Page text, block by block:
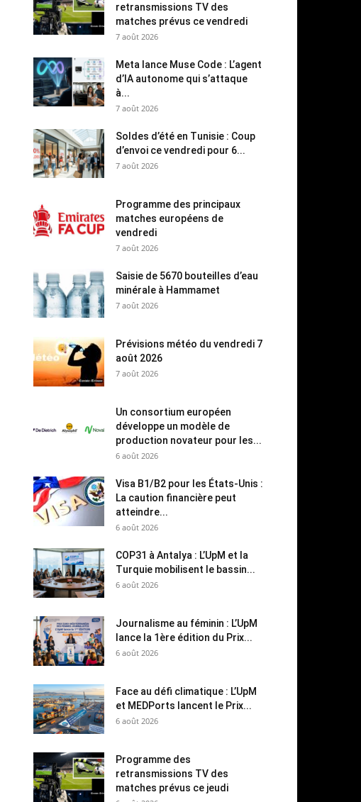
retransmissions TV des
matches prévus ce vendredi
7 août 2026
Meta lance Muse Code : L’agent
d’IA autonome qui s’attaque
à...
7 août 2026
Soldes d’été en Tunisie : Coup
d’envoi ce vendredi pour 6...
7 août 2026
Programme des principaux
matches européens de
vendredi
7 août 2026
Saisie de 5670 bouteilles d’eau
minérale à Hammamet
7 août 2026
Prévisions météo du vendredi 7
août 2026
7 août 2026
Un consortium européen
développe un modèle de
production novateur pour les...
6 août 2026
Visa B1/B2 pour les États-Unis :
La caution financière peut
atteindre...
6 août 2026
COP31 à Antalya : L’UpM et la
Turquie mobilisent le bassin...
6 août 2026
Journalisme au féminin : L’UpM
lance la 1ère édition du Prix...
6 août 2026
Face au défi climatique : L’UpM
et MEDPorts lancent le Prix...
6 août 2026
Programme des
retransmissions TV des
matches prévus ce jeudi